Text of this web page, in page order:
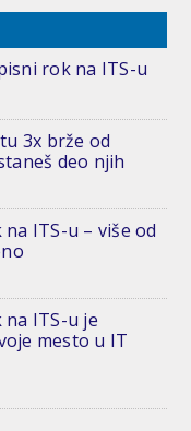
rok na ITS-u
3x brže od
deo njih
ITS-u – više od
ITS-u je
mesto u IT